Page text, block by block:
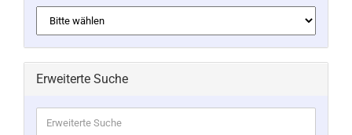
Erweiterte Suche
Suche